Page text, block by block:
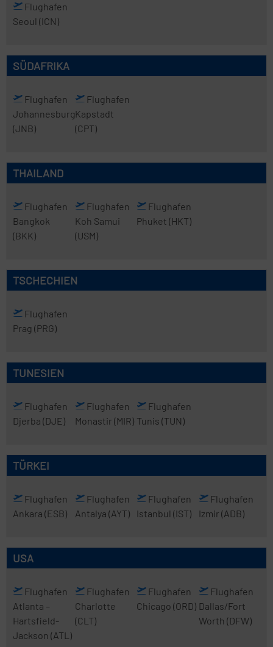
Flughafen
Seoul (ICN)
SÜDAFRIKA
Flughafen
Johannesburg
(JNB)
Flughafen
Kapstadt
(CPT)
THAILAND
Flughafen
Bangkok
(BKK)
Flughafen
Koh Samui
(USM)
Flughafen
Phuket (HKT)
TSCHECHIEN
Flughafen
Prag (PRG)
TUNESIEN
Flughafen
Djerba (DJE)
Flughafen
Monastir (MIR)
Flughafen
Tunis (TUN)
TÜRKEI
Flughafen
Ankara (ESB)
Flughafen
Antalya (AYT)
Flughafen
Istanbul (IST)
Flughafen
Izmir (ADB)
USA
Flughafen
Atlanta –
Hartsfield-
Jackson (ATL)
Flughafen
Charlotte
(CLT)
Flughafen
Chicago (ORD)
Flughafen
Dallas/Fort
Worth (DFW)